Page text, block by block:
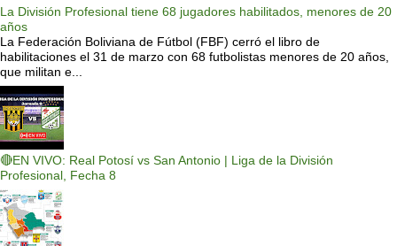
La División Profesional tiene 68 jugadores habilitados, menores de 20
años
La Federación Boliviana de Fútbol (FBF) cerró el libro de
habilitaciones el 31 de marzo con 68 futbolistas menores de 20 años,
que militan e...
🔴EN VIVO: Real Potosí vs San Antonio | Liga de la División
Profesional, Fecha 8